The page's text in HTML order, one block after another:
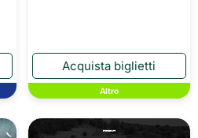
Altro